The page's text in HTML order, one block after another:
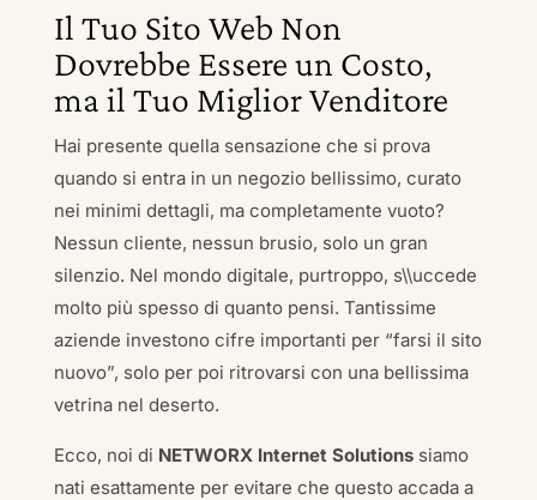
Il Tuo Sito Web Non
Dovrebbe Essere un Costo,
ma il Tuo Miglior Venditore
Hai presente quella sensazione che si prova
quando si entra in un negozio bellissimo, curato
nei minimi dettagli, ma completamente vuoto?
Nessun cliente, nessun brusio, solo un gran
silenzio. Nel mondo digitale, purtroppo, s\\uccede
molto più spesso di quanto pensi. Tantissime
aziende investono cifre importanti per “farsi il sito
nuovo”, solo per poi ritrovarsi con una bellissima
vetrina nel deserto.
Ecco, noi di NETWORX Internet Solutionssiamo
nati esattamente per evitare che questo accada a